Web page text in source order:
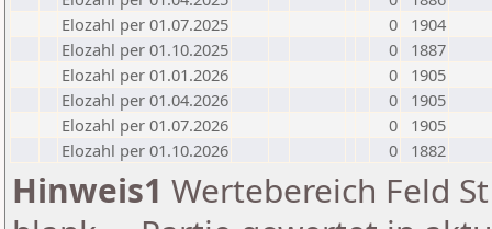
Elozahl per 01.07.2025
0
1904
Elozahl per 01.10.2025
0
1887
Elozahl per 01.01.2026
0
1905
Elozahl per 01.04.2026
0
1905
Elozahl per 01.07.2026
0
1905
Elozahl per 01.10.2026
0 1882
Hinweis1 Wertebereich Feld